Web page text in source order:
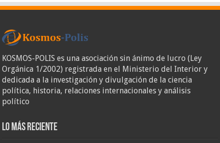
KOSMOS-POLIS es una asociación sin ánimo de lucro (Ley
Orgánica 1/2002) registrada en el Ministerio del Interior y
dedicada a la investigación y divulgación de la ciencia
política, historia, relaciones internacionales y análisis
político
Lo más reciente